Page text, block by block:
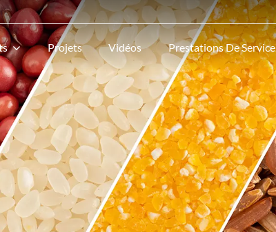
Projets Vidéos Prestations De Service